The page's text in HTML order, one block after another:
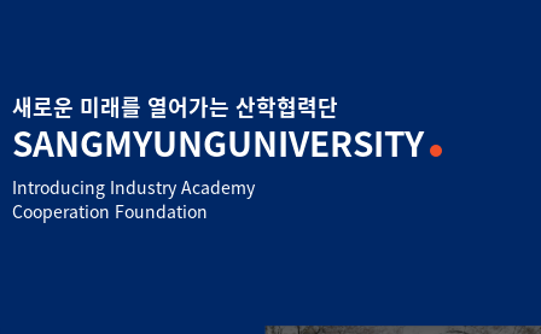
새로운 미래를 열어가는 산학협력단
SANGMYUNGUNIVERSITY
Introducing Industry Academy
Cooperation Foundation